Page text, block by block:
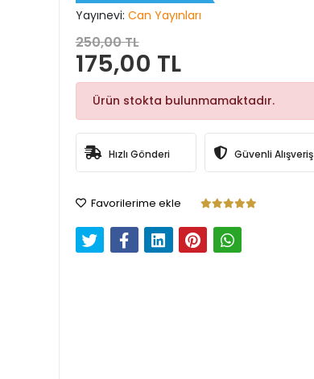
Yayınevi: Can Yayınları
250,00 TL
175,00 TL
Ürün stokta bulunmamaktadır.
Hızlı Gönderi Güvenli Alışveriş
Favorilerime ekle